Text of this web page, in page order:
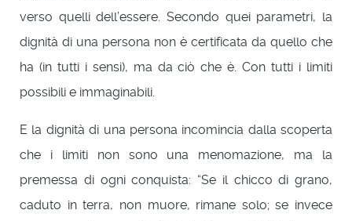
verso quelli dell’essere. Secondo quei parametri, la
dignità di una persona non è certificata da quello che
ha (in tutti i sensi), ma da ciò che è. Con tutti i limiti
possibili e immaginabili.
E la dignità di una persona incomincia dalla scoperta
che i limiti non sono una menomazione, ma la
premessa di ogni conquista: “Se il chicco di grano,
caduto in terra, non muore, rimane solo; se invece